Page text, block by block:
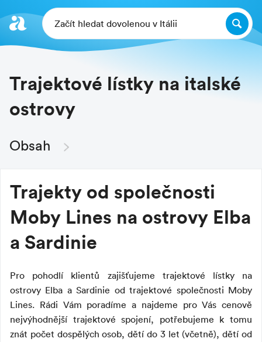
Začít hledat dovolenou v Itálii
Trajektové lístky na italské
ostrovy
Obsah
Trajekty od společnosti
Moby Lines na ostrovy Elba
a Sardinie
Pro pohodlí klientů zajišťujeme trajektové lístky na
ostrovy Elba a Sardinie od trajektové společnosti Moby
Lines. Rádi Vám poradíme a najdeme pro Vás cenově
nejvýhodnější trajektové spojení, potřebujeme k tomu
znát počet dospělých osob, dětí do 3 let (včetně), dětí od